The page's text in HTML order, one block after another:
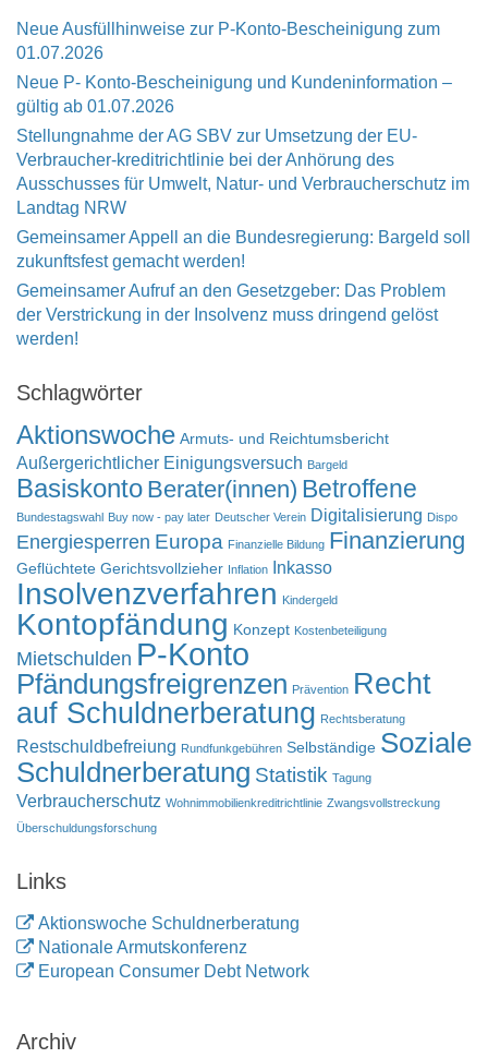
Neue Ausfüllhinweise zur P-Konto-Bescheinigung zum
01.07.2026
Neue P- Konto-Bescheinigung und Kundeninformation –
gültig ab 01.07.2026
Stellungnahme der AG SBV zur Umsetzung der EU-
Verbraucher-kreditrichtlinie bei der Anhörung des
Ausschusses für Umwelt, Natur- und Verbraucherschutz im
Landtag NRW
Gemeinsamer Appell an die Bundesregierung: Bargeld soll
zukunftsfest gemacht werden!
Gemeinsamer Aufruf an den Gesetzgeber: Das Problem
der Verstrickung in der Insolvenz muss dringend gelöst
werden!
Schlagwörter
Aktionswoche Armuts- und Reichtumsbericht
Außergerichtlicher Einigungsversuch Bargeld
Basiskonto Berater(innen) Betroffene
Bundestagswahl Buy now - pay later Deutscher Verein Digitalisierung Dispo
Energiesperren Europa Finanzielle Bildung Finanzierung
Geflüchtete Gerichtsvollzieher Inflation Inkasso
Insolvenzverfahren Kindergeld
Kontopfändung Konzept Kostenbeteiligung
Mietschulden P-Konto
Pfändungsfreigrenzen Prävention Recht
auf Schuldnerberatung Rechtsberatung
Restschuldbefreiung Rundfunkgebühren Selbständige Soziale
Schuldnerberatung Statistik Tagung
Verbraucherschutz Wohnimmobilienkreditrichtlinie Zwangsvollstreckung
Überschuldungsforschung
Links
Aktionswoche Schuldnerberatung
Nationale Armutskonferenz
European Consumer Debt Network
Archiv